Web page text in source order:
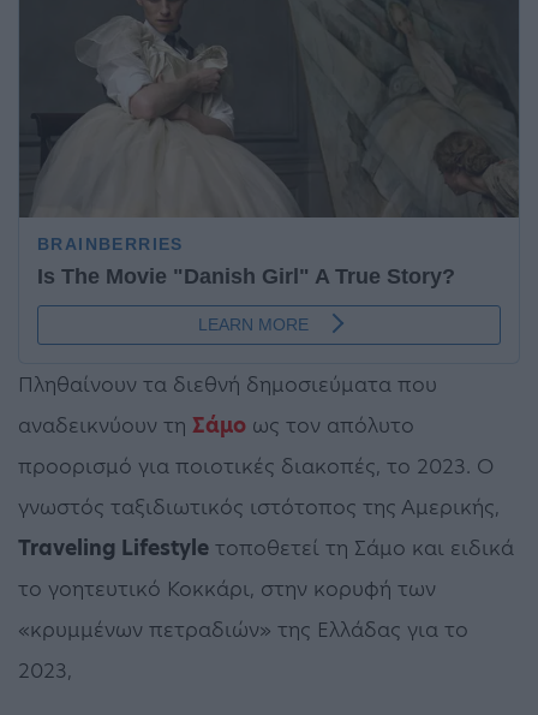
Πληθαίνουν τα διεθνή δημοσιεύματα που
αναδεικνύουν τη Σάμο ως τον απόλυτο
προορισμό για ποιοτικές διακοπές, το 2023. Ο
γνωστός ταξιδιωτικός ιστότοπος της Αμερικής,
Traveling Lifestyle τοποθετεί τη Σάμο και ειδικά
το γοητευτικό Κοκκάρι, στην κορυφή των
«κρυμμένων πετραδιών» της Ελλάδας για το
2023,